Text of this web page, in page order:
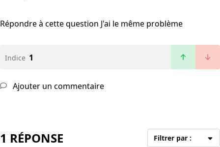
Répondre à cette question J'ai le même problème
Indice 1
Ajouter un commentaire
1 RÉPONSE Filtrer par :